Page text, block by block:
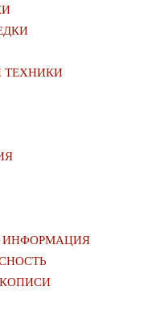
ТЕХНИКИ
ИНФОРМАЦИЯ